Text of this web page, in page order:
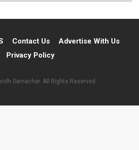
Contact Us
Advertise With Us
Privacy Policy
Samachar. All Rights Reserved.